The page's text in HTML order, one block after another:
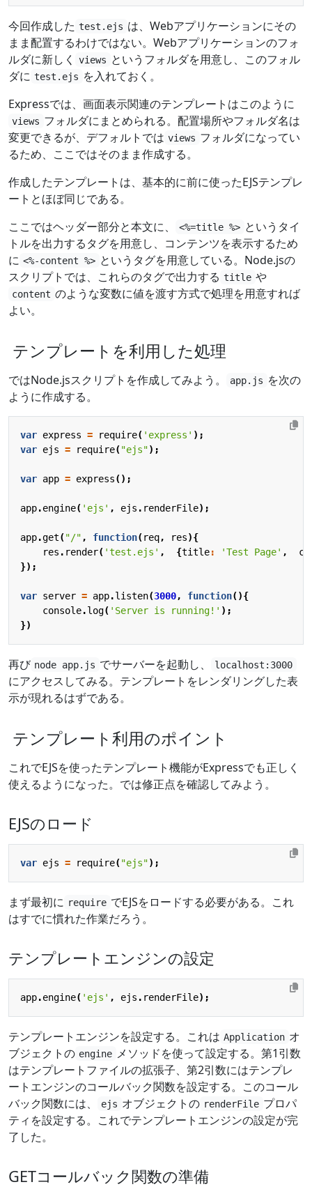
今回作成した test.ejs は、Webアプリケーションにその
まま配置するわけではない。Webアプリケーションのフォ
ルダに新しく
views というフォルダを用意し、このフォル
ダに test.ejs を入れておく。
Expressでは、画面表示関連のテンプレートはこのように
views フォルダにまとめられる。配置場所やフォルダ名は
変更できるが、デフォルトでは views フォルダになってい
るため、ここではそのまま作成する。
作成したテンプレートは、基本的に前に使ったEJSテンプレ
ートとほぼ同じである。
ここではヘッダー部分と本文に、
<%=title %> というタイ
トルを出力するタグを用意し、コンテンツを表示するため
に <%-content %> というタグを用意している。Node.jsの
スクリプトでは、これらのタグで出力する title や
content のような変数に値を渡す方式で処理を用意すれば
よい。
テンプレートを利用した処理
ではNode.jsスクリプトを作成してみよう。 app.js を次の
ように作成する。
var express = require( 'express' );
var ejs = require("ejs");
var app = express();
app.engine( 'ejs' , ejs . renderFile);
app.get("/" , function(req, res){
res . render( 'test.ejs' , {title: 'Test Page' ,
});
var server = app.listen(3000, function(){
console.log( 'Server is running!' );
})
再び node app.js でサーバーを起動し、 localhost:3000
にアクセスしてみる。テンプレートをレンダリングした表
示が現れるはずである。
テンプレート利用のポイント
これでEJSを使ったテンプレート機能がExpressでも正しく
使えるようになった。では修正点を確認してみよう。
EJSのロード
var ejs = require("ejs");
まず最初に require でEJSをロードする必要がある。これ
はすでに慣れた作業だろう。
テンプレートエンジンの設定
app.engine( 'ejs' , ejs . renderFile);
テンプレートエンジンを設定する。これは Application オ
ブジェクトの engine メソッドを使って設定する。第1引数
はテンプレートファイルの拡張子、第2引数にはテンプレ
ートエンジンのコールバック関数を設定する。このコール
バック関数には、
ejs オブジェクトの renderFile プロパ
ティを設定する。これでテンプレートエンジンの設定が完
了した。
GETコールバック関数の準備